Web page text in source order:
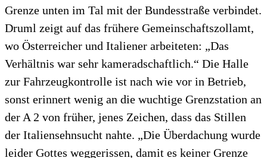
Grenze unten im Tal mit der Bundesstraße verbindet.
Druml zeigt auf das frühere Gemeinschaftszollamt,
wo Österreicher und Italiener arbeiteten: „Das
Verhältnis war sehr kameradschaftlich.“ Die Halle
zur Fahrzeugkontrolle ist nach wie vor in Betrieb,
sonst erinnert wenig an die wuchtige Grenzstation an
der A 2 von früher, jenes Zeichen, dass das Stillen
der Italiensehnsucht nahte. „Die Überdachung wurde
leider Gottes weggerissen, damit es keiner Grenze